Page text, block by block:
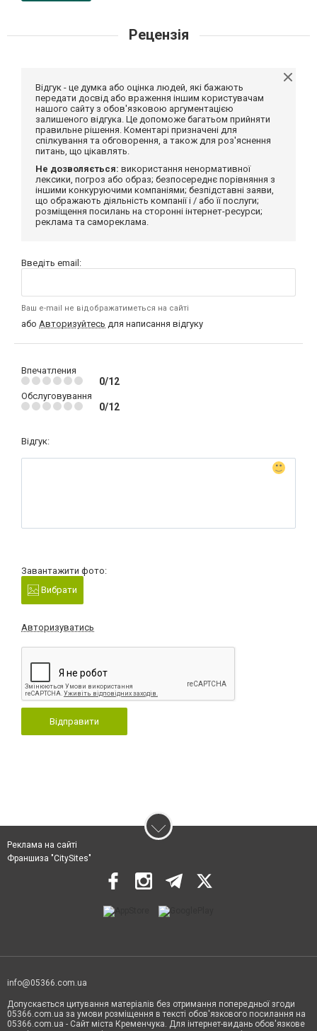
Рецензія
Відгук - це думка або оцінка людей, які бажають
передати досвід або враження іншим користувачам
нашого сайту з обов'язковою аргументацією
залишеного відгука. Це допоможе багатьом прийняти
правильне рішення. Коментарі призначені для
спілкування та обговорення, а також для роз'яснення
питань, що цікавлять.
Не дозволяється: використання ненормативної
лексики, погроз або образ; безпосереднє порівняння з
іншими конкуруючими компаніями; безпідставні заяви,
що ображають діяльність компанії і / або її послуги;
розміщення посилань на сторонні інтернет-ресурси;
реклама та самореклама.
Введіть email:
Ваш e-mail не відображатиметься на сайті
або Авторизуйтесь для написання відгуку
Впечатления
0/12
Обслуговування
0/12
Відгук:
Завантажити фото:
Вибрати
Авторизуватись
Відправити
Реклама на сайті
Франшиза "CitySites"
info@05366.com.ua
Допускається цитування матеріалів без отримання попередньої згоди
05366.com.ua за умови розміщення в тексті обов'язкового посилання на
05366.com.ua - Сайт міста Кременчука. Для інтернет-видань обов'язкове